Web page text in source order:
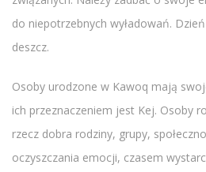
do niepotrzebnych wyładowań.
deszcz.
Osoby urodzone w Kawoq mają
ich przeznaczeniem jest Kej. Osoby
rzecz dobra rodziny, grupy,
oczyszczania emocji, czasem